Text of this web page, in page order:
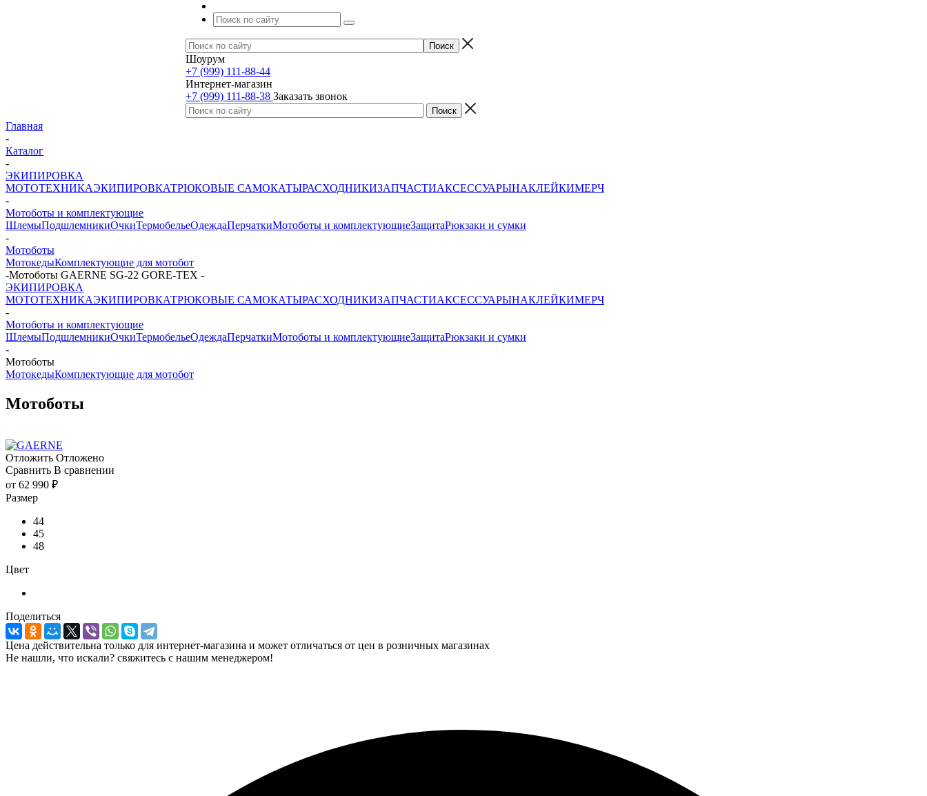
Шоурум
+7 (999) 111-88-44
Интернет-магазин
+7 (999) 111-88-38 Заказать звонок
Главная
-
Каталог
-
ЭКИПИРОВКА
МОТОТЕХНИКАЭКИПИРОВКАТРЮКОВЫЕ САМОКАТЫРАСХОДНИКИЗАПЧАСТИАКСЕССУАРЫНАКЛЕЙКИМЕРЧ
-
Мотоботы и комплектующие
ШлемыПодшлемникиОчкиТермобельеОдеждаПерчаткиМотоботы и комплектующиеЗащитаРюкзаки и сумки
-
Мотоботы
МотокедыКомплектующие для мотобот
-Мотоботы GAERNE SG-22 GORE-TEX -
ЭКИПИРОВКА
МОТОТЕХНИКАЭКИПИРОВКАТРЮКОВЫЕ САМОКАТЫРАСХОДНИКИЗАПЧАСТИАКСЕССУАРЫНАКЛЕЙКИМЕРЧ
-
Мотоботы и комплектующие
ШлемыПодшлемникиОчкиТермобельеОдеждаПерчаткиМотоботы и комплектующиеЗащитаРюкзаки и сумки
-
Мотоботы
МотокедыКомплектующие для мотобот
Мотоботы
Отложить Отложено
Сравнить В сравнении
от 62 990 ₽
Размер
44
45
48
Цвет
Поделиться
Цена действительна только для интернет-магазина и может отличаться от цен в розничных магазинах
Не нашли, что искали? свяжитесь с нашим менеджером!